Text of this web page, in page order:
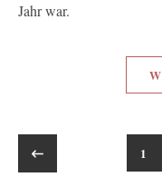
Jahr war.
1